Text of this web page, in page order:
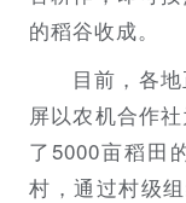
的稻谷收成。
目前，各
屏以农机合作
了5000亩稻田
村，通过村级